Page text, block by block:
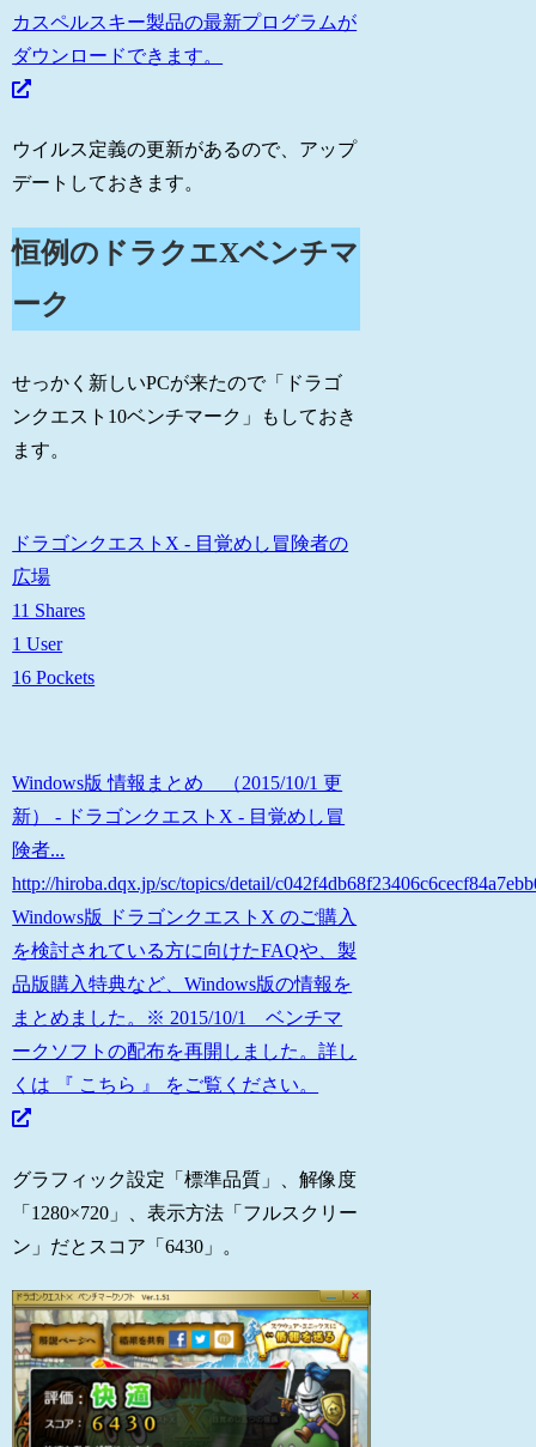
カスペルスキー製品の最新プログラムが
ダウンロードできます。
ウイルス定義の更新があるので、アップ
デートしておきます。
恒例のドラクエXベンチマ
ーク
せっかく新しいPCが来たので「ドラゴ
ンクエスト10ベンチマーク」もしておき
ます。
ドラゴンクエストX - 目覚めし冒険者の
広場
11 Shares
1 User
16 Pockets
Windows版 情報まとめ （2015/10/1 更
新） - ドラゴンクエストX - 目覚めし冒
険者...
http://hiroba.dqx.jp/sc/topics/detail/
Windows版 ドラゴンクエストX のご購入
を検討されている方に向けたFAQや、製
品版購入特典など、Windows版の情報を
まとめました。※ 2015/10/1 ベンチマ
ークソフトの配布を再開しました。詳し
くは 『 こちら 』 をご覧ください。
グラフィック設定「標準品質」、解像度
「1280×720」、表示方法「フルスクリー
ン」だとスコア「6430」。